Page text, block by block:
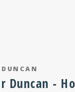
DUNCAN
Duncan -